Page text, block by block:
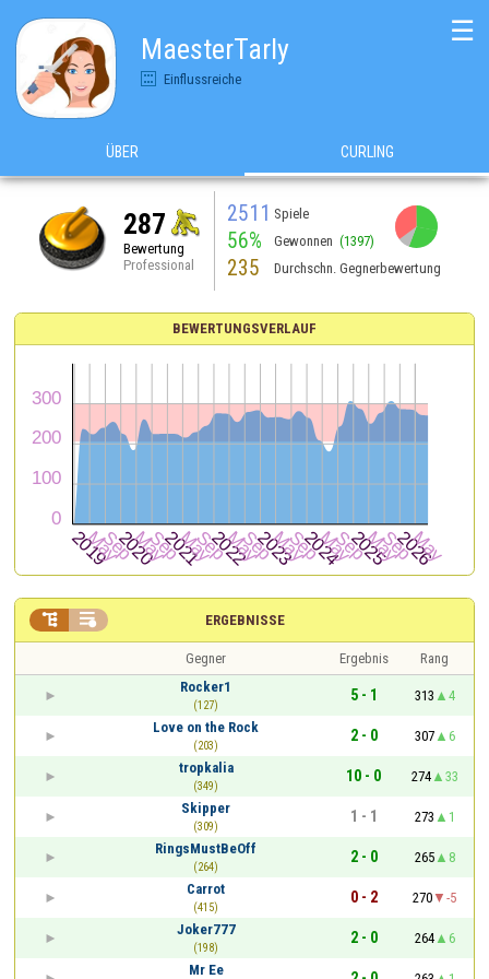
MaesterTarly
Einflussreiche
☰
ÜBER CURLING
287
Bewertung
Professional
2511 Spiele
56% Gewonnen (1397)
235 Durchschn. Gegnerbewertung
BEWERTUNGSVERLAUF
ERGEBNISSE
 
Gegner Ergebnis
Rang
Rocker1
(127)
5 - 1 313
4
Love on the Rock
(203)
2 - 0 307
6
tropkalia
(349)
10 - 0 274
33
Skipper
(309)
1 - 1 273
1
RingsMustBeOff
(264)
2 - 0 265
8
Carrot
(415)
0 - 2 270
-5
Joker777
(198)
2 - 0 264
6
Mr Ee